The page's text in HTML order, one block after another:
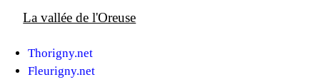
La vallée de l'Oreuse
Thorigny.net
Fleurigny.net